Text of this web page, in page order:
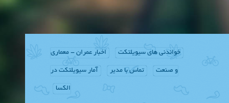
خواندنی های سیویلتکت اخبار عمران - معماری
و صنعت تماس با مدیر آمار سیویلتکت در
الکسا